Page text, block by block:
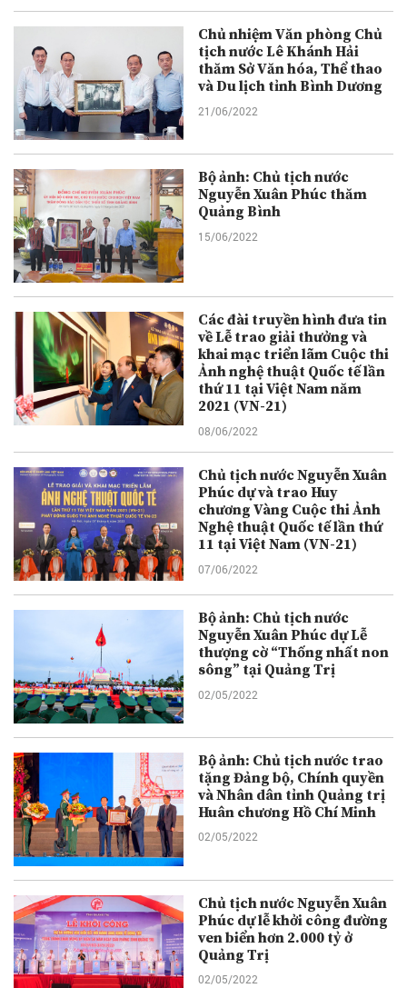
Chủ nhiệm Văn phòng Chủ
tịch nước Lê Khánh Hải
thăm Sở Văn hóa, Thể thao
và Du lịch tỉnh Bình Dương
21/06/2022
Bộ ảnh: Chủ tịch nước
Nguyễn Xuân Phúc thăm
Quảng Bình
15/06/2022
Các đài truyền hình đưa tin
về Lễ trao giải thưởng và
khai mạc triển lãm Cuộc thi
Ảnh nghệ thuật Quốc tế lần
thứ 11 tại Việt Nam năm
2021 (VN-21)
08/06/2022
Chủ tịch nước Nguyễn Xuân
Phúc dự và trao Huy
chương Vàng Cuộc thi Ảnh
Nghệ thuật Quốc tế lần thứ
11 tại Việt Nam (VN-21)
07/06/2022
Bộ ảnh: Chủ tịch nước
Nguyễn Xuân Phúc dự Lễ
thượng cờ “Thống nhất non
sông” tại Quảng Trị
02/05/2022
Bộ ảnh: Chủ tịch nước trao
tặng Đảng bộ, Chính quyền
và Nhân dân tỉnh Quảng trị
Huân chương Hồ Chí Minh
02/05/2022
Chủ tịch nước Nguyễn Xuân
Phúc dự lễ khởi công đường
ven biển hơn 2.000 tỷ ở
Quảng Trị
02/05/2022